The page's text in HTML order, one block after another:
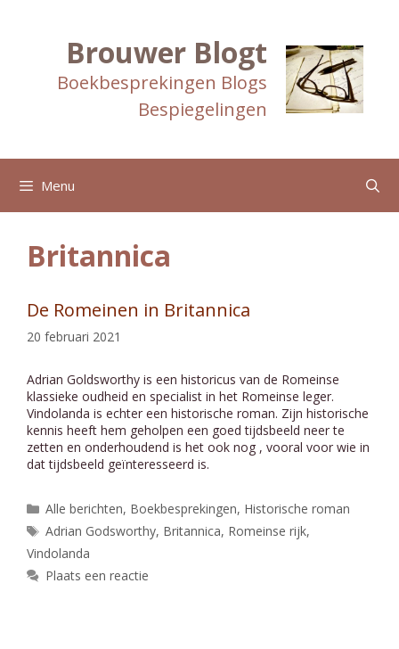
Brouwer Blogt
Boekbesprekingen Blogs
Bespiegelingen
Menu
Britannica
De Romeinen in Britannica
20 februari 2021
Adrian Goldsworthy is een historicus van de Romeinse
klassieke oudheid en specialist in het Romeinse leger.
Vindolanda is echter een historische roman. Zijn historische
kennis heeft hem geholpen een goed tijdsbeeld neer te
zetten en onderhoudend is het ook nog , vooral voor wie in
dat tijdsbeeld geïnteresseerd is.
Categorieën
Alle berichten, Boekbesprekingen, Historische roman
Tags
Adrian Godsworthy, Britannica, Romeinse rijk,
Vindolanda
Plaats een reactie